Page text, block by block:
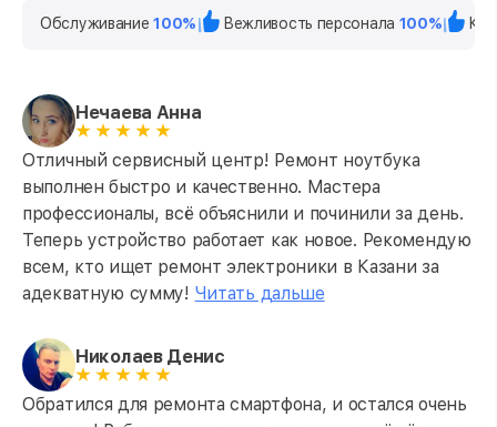
Обслуживание100% Вежливость персонала 100%
Нечаева Анна
Отличный сервисный центр! Ремонт ноутбука
выполнен быстро и качественно. Мастера
профессионалы, всё объяснили и починили за день.
Теперь устройство работает как новое. Рекомендую
всем, кто ищет ремонт электроники в Казани за
адекватную сумму! Читать дальше
Николаев Денис
Обратился для ремонта смартфона, и остался очень